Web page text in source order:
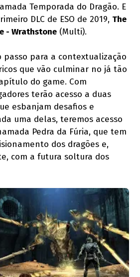
Temporada do Dragão. E
DLC de ESO de 2019, The
- Wrathstone (Multi).
passo para a contextualização
que vão culminar no já tão
do game. Com
terão acesso a duas
esbanjam desafios e
uma delas, teremos acesso
Pedra da Fúria, que tem
dos dragões e,
com a futura soltura dos